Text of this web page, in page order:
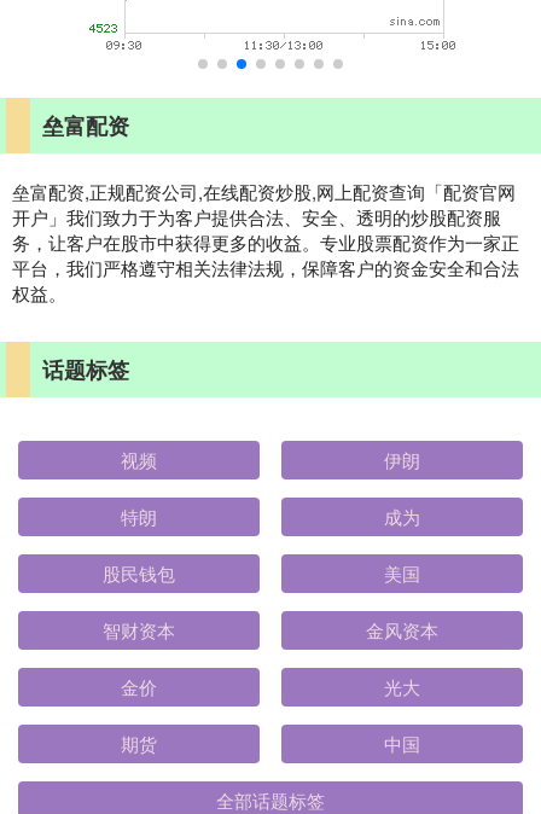
垒富配资
垒富配资,正规配资公司,在线配资炒股,网上配资查询「配资官网
开户」我们致力于为客户提供合法、安全、透明的炒股配资服
务，让客户在股市中获得更多的收益。专业股票配资作为一家正
平台，我们严格遵守相关法律法规，保障客户的资金安全和合法
权益。
话题标签
视频 伊朗
特朗 成为
股民钱包 美国
智财资本 金风资本
金价 光大
期货 中国
全部话题标签